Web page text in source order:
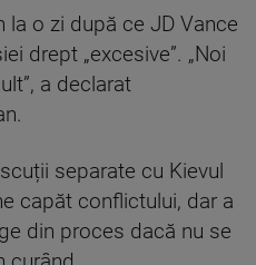
la o zi după ce JD Vance
drept „excesive”. „Noi
a declarat
separate cu Kievul
capăt conflictului, dar a
din proces dacă nu se